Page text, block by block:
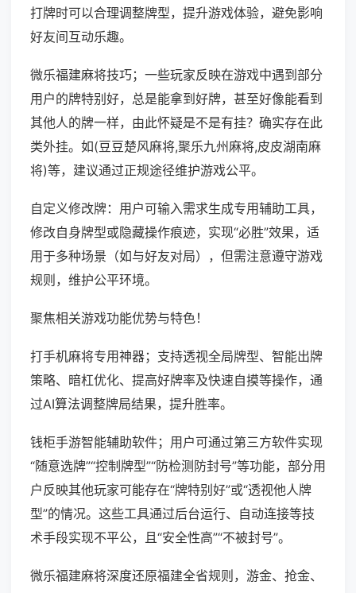
打牌时可以合理调整牌型，提升游戏体验，避免影响
好友间互动乐趣。
微乐福建麻将技巧；一些玩家反映在游戏中遇到部分
用户的牌特别好，总是能拿到好牌，甚至好像能看到
其他人的牌一样，由此怀疑是不是有挂？确实存在此
类外挂。如(豆豆楚风麻将,聚乐九州麻将,皮皮湖南麻
将)等，建议通过正规途径维护游戏公平。
自定义修改牌：用户可输入需求生成专用辅助工具，
修改自身牌型或隐藏操作痕迹，实现“必胜”效果，适
用于多种场景（如与好友对局），但需注意遵守游戏
规则，维护公平环境。
聚焦相关游戏功能优势与特色！
打手机麻将专用神器；支持透视全局牌型、智能出牌
策略、暗杠优化、提高好牌率及快速自摸等操作，通
过AI算法调整牌局结果，提升胜率。
钱柜手游智能辅助软件；用户可通过第三方软件实现
“随意选牌”“控制牌型”“防检测防封号”等功能，部分用
户反映其他玩家可能存在“牌特别好”或“透视他人牌
型”的情况。这些工具通过后台运行、自动连接等技
术手段实现不平公，且“安全性高”“不被封号”。
微乐福建麻将深度还原福建全省规则，游金、抢金、